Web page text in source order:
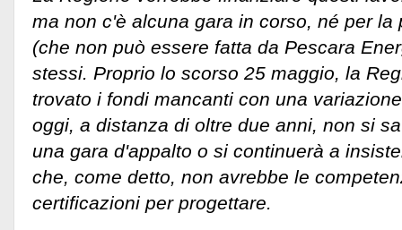
ma non c'è alcuna gara in corso, né per la
(che non può essere fatta da Pescara
stessi. Proprio lo scorso 25 maggio, la
trovato i fondi mancanti con una
oggi, a distanza di oltre due anni, non si
una gara d'appalto o si continuerà a
che, come detto, non avrebbe le
certificazioni per progettare.